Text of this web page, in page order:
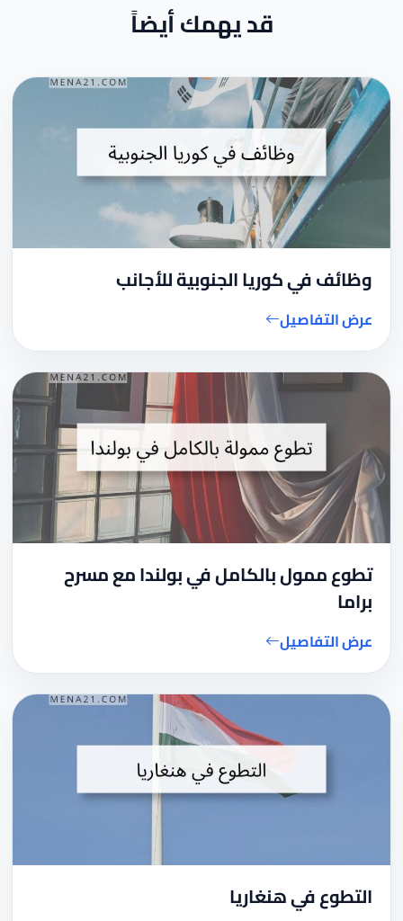
قد يهمك أيضاً
وظائف في كوريا الجنوبية للأجانب
عرض التفاصيل
تطوع ممول بالكامل في بولندا مع مسرح
براما
عرض التفاصيل
التطوع في هنغاريا